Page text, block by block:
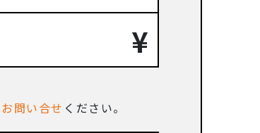
¥
お問い合せ ください。